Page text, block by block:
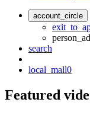
account_circle
search
local_mall0
Featured